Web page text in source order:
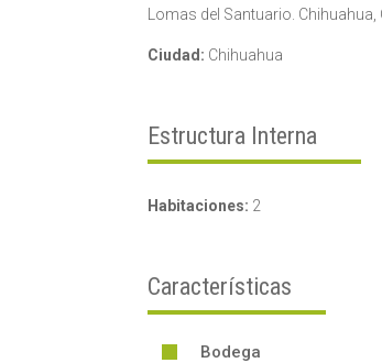
Lomas del Santuario. Chihuahua,
Ciudad: Chihuahua
Estructura Interna
Habitaciones: 2
Características
Bodega